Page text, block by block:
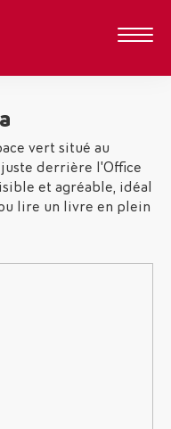
vert situé au
derrière l'Office
et agréable, idéal
lire un livre en plein